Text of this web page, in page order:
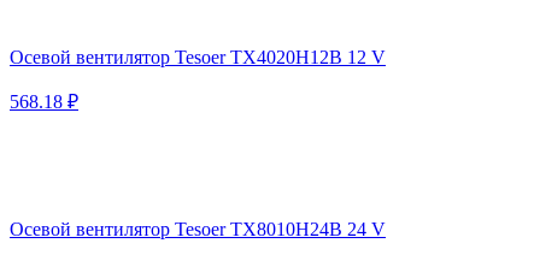
Осевой вентилятор Tesoer TX4020H12B 12 V
568.18 ₽
Осевой вентилятор Tesoer TX8010H24B 24 V